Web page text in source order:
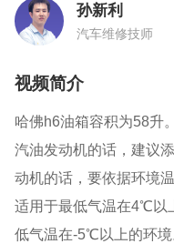
孙新利
汽车维修技师
视频简介
哈佛h6油箱容积为58升
汽油发动机的话，建议
动机的话，要依据环境
适用于最低气温在4℃以
低气温在-5℃以上的环